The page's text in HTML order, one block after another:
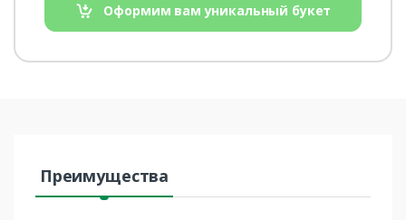
Оформим вам уникальный букет
Преимущества